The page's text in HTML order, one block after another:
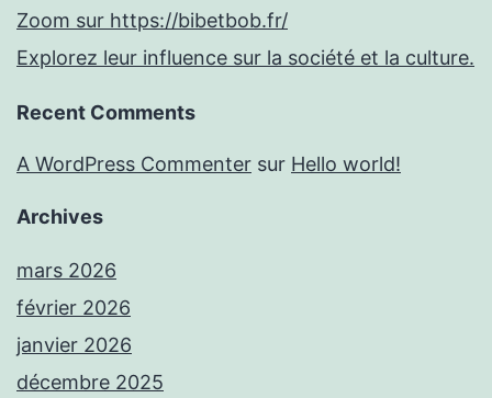
Zoom sur https://bibetbob.fr/
Explorez leur influence sur la société et la culture.
Recent Comments
A WordPress Commenter sur Hello world!
Archives
mars 2026
février 2026
janvier 2026
décembre 2025